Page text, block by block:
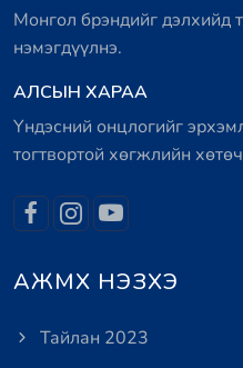
Монгол брэндийг дэлхийд
нэмэгдүүлнэ.
АЛСЫН ХАРАА
Үндэсний онцлогийг
тогтвортой хөгжлийн
АЖМХ НЭЗХЭ
Тайлан 2023